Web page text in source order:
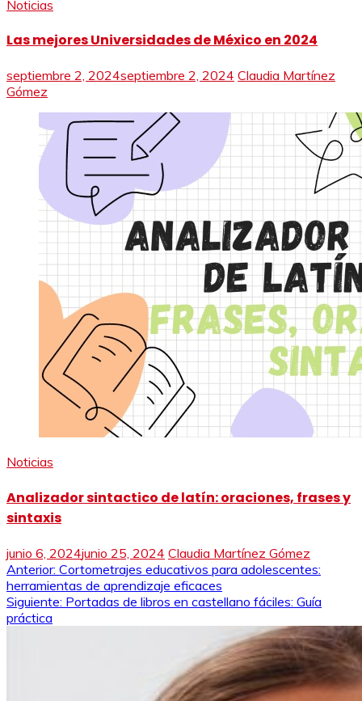
Noticias
Las mejores Universidades de México en 2024
septiembre 2, 2024septiembre 2, 2024 Claudia Martínez
Gómez
Noticias
Analizador sintactico de latín: oraciones, frases y
sintaxis
junio 6, 2024junio 25, 2024 Claudia Martínez Gómez
Navegación
de
entradas
Anterior: Cortometrajes educativos para adolescentes:
herramientas de aprendizaje eficaces
Siguiente: Portadas de libros en castellano fáciles: Guía
práctica